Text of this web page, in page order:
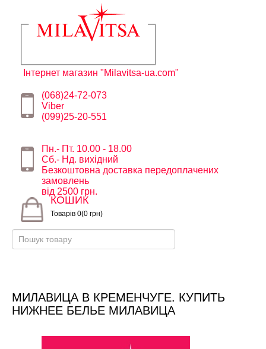
Інтернет магазин "Milavitsa-ua.com"
(068)24-72-073
Viber
(099)25-20-551
Пн.- Пт. 10.00 - 18.00
Сб.- Нд. вихідний
Безкоштовна доставка передоплачених
замовлень
від 2500 грн.
КОШИК
Товарів 0(0 грн)
МИЛАВИЦА В КРЕМЕНЧУГЕ. КУПИТЬ
НИЖНЕЕ БЕЛЬЕ МИЛАВИЦА